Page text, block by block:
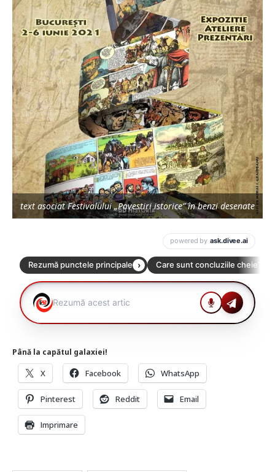
text asociat Festivalului „Povestiri istorice” în benzi desenate
Până la capătul galaxiei!
X Facebook WhatsApp
Pinterest Reddit Email
Imprimare